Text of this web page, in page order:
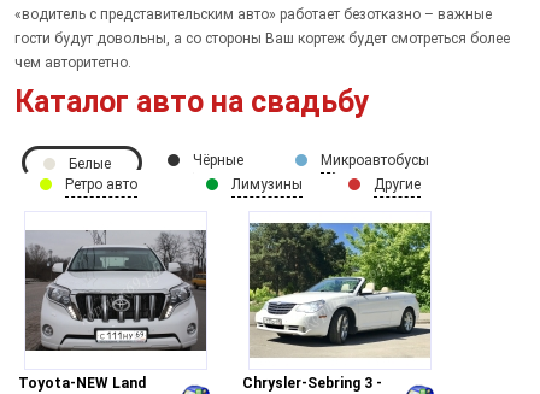
«водитель с представительским авто» работает безотказно – важные
гости будут довольны, а со стороны Ваш кортеж будет смотреться более
чем авторитетно.
Каталог авто на свадьбу
Белые Чёрные
Микроавтобусы
Ретро авто
Лимузины Другие
Toyota-NEW Land Chrysler-Sebring 3 -